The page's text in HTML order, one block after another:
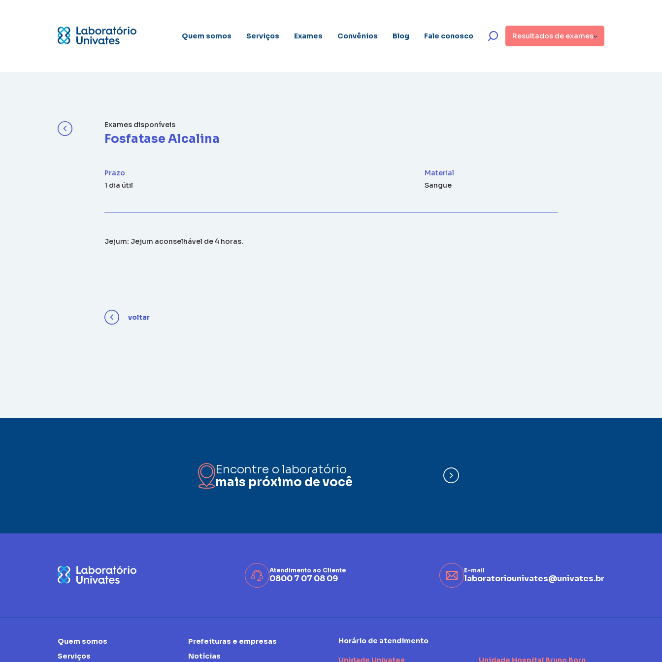
Quem somos Serviços Exames Convênios Blog Fale conosco Resultados de exames
Exames disponíveis
Fosfatase Alcalina
Prazo
1 dia útil
Material
Sangue
Jejum: Jejum aconselhável de 4 horas.
voltar
Encontre o laboratório
mais próximo de você
Atendimento ao Cliente
0800 7 07 08 09
E-mail
laboratoriounivates@univates.br
Quem somos
Serviços
Prefeituras e empresas
Notícias
Horário de atendimento
Unidade Univates Unidade Hospital Bruno Born